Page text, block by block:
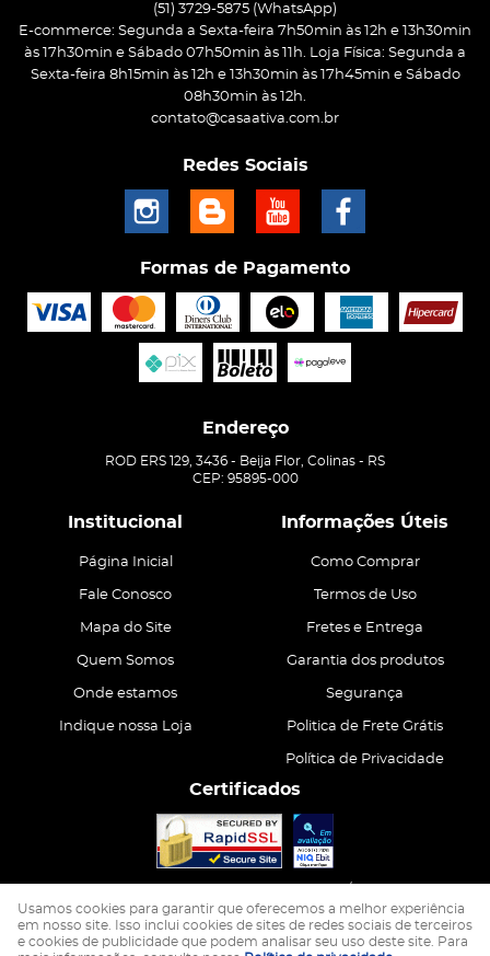
(51) 3729-5875 (WhatsApp)
E-commerce: Segunda a Sexta-feira 7h50min às 12h e 13h30min
às 17h30min e Sábado 07h50min às 11h. Loja Física: Segunda a
Sexta-feira 8h15min às 12h e 13h30min às 17h45min e Sábado
08h30min às 12h.
contato@casaativa.com.br
Redes Sociais
Formas de Pagamento
Endereço
ROD ERS 129, 3436 - Beija Flor, Colinas - RS
CEP: 95895-000
Institucional
Página Inicial
Fale Conosco
Mapa do Site
Quem Somos
Onde estamos
Indique nossa Loja
Informações Úteis
Como Comprar
Termos de Uso
Fretes e Entrega
Garantia dos produtos
Segurança
Politica de Frete Grátis
Política de Privacidade
Certificados
LOJA VIRTUAL CRIADA POR
Usamos cookies para garantir que oferecemos a melhor experiência
em nosso site. Isso inclui cookies de sites de redes sociais de terceiros
e cookies de publicidade que podem analisar seu uso deste site. Para